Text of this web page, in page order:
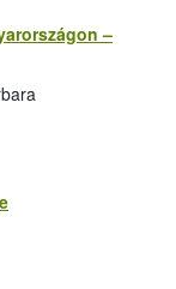
–